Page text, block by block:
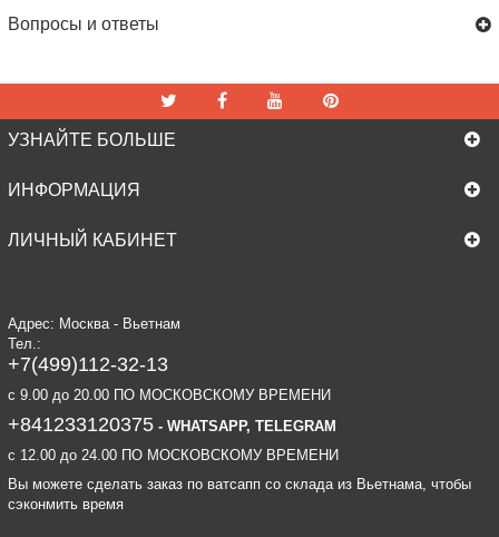
Вопросы и ответы
УЗНАЙТЕ БОЛЬШЕ
ИНФОРМАЦИЯ
ЛИЧНЫЙ КАБИНЕТ
Адрес: Москва - Вьетнам
Тел.:
+7(499)112-32-13
c 9.00 до 20.00 ПО МОСКОВСКОМУ ВРЕМЕНИ
+841233120375- WHATSAPP, TELEGRAM
c 12.00 до 24.00 ПО МОСКОВСКОМУ ВРЕМЕНИ
Вы можете сделать заказ по ватсапп со склада из Вьетнама, чтобы
сэконмить время